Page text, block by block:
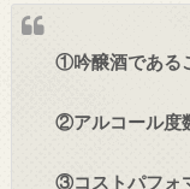
①吟醸酒である
②アルコール度
③コストパフォ